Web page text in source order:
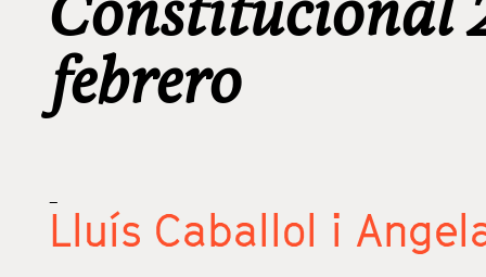
febrero
_
Lluís Caballol i